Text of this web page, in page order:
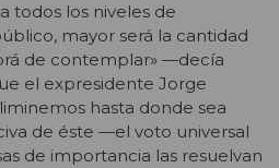
todos los niveles de
mayor será la cantidad
de contemplar» —decía
el expresidente Jorge
hasta donde sea
de éste —el voto universal
de importancia las resuelvan